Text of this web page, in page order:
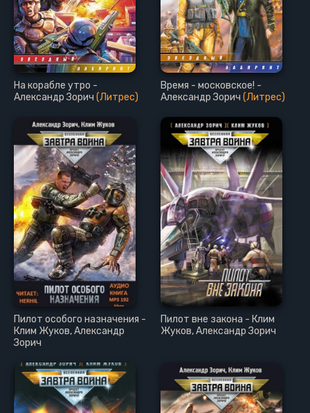
На корабле утро -
Александр Зорич (Литрес)
Время - московское! -
Александр Зорич (Литрес)
Пилот особого назначения -
Клим Жуков, Александр
Зорич
Пилот вне закона - Клим
Жуков, Александр Зорич